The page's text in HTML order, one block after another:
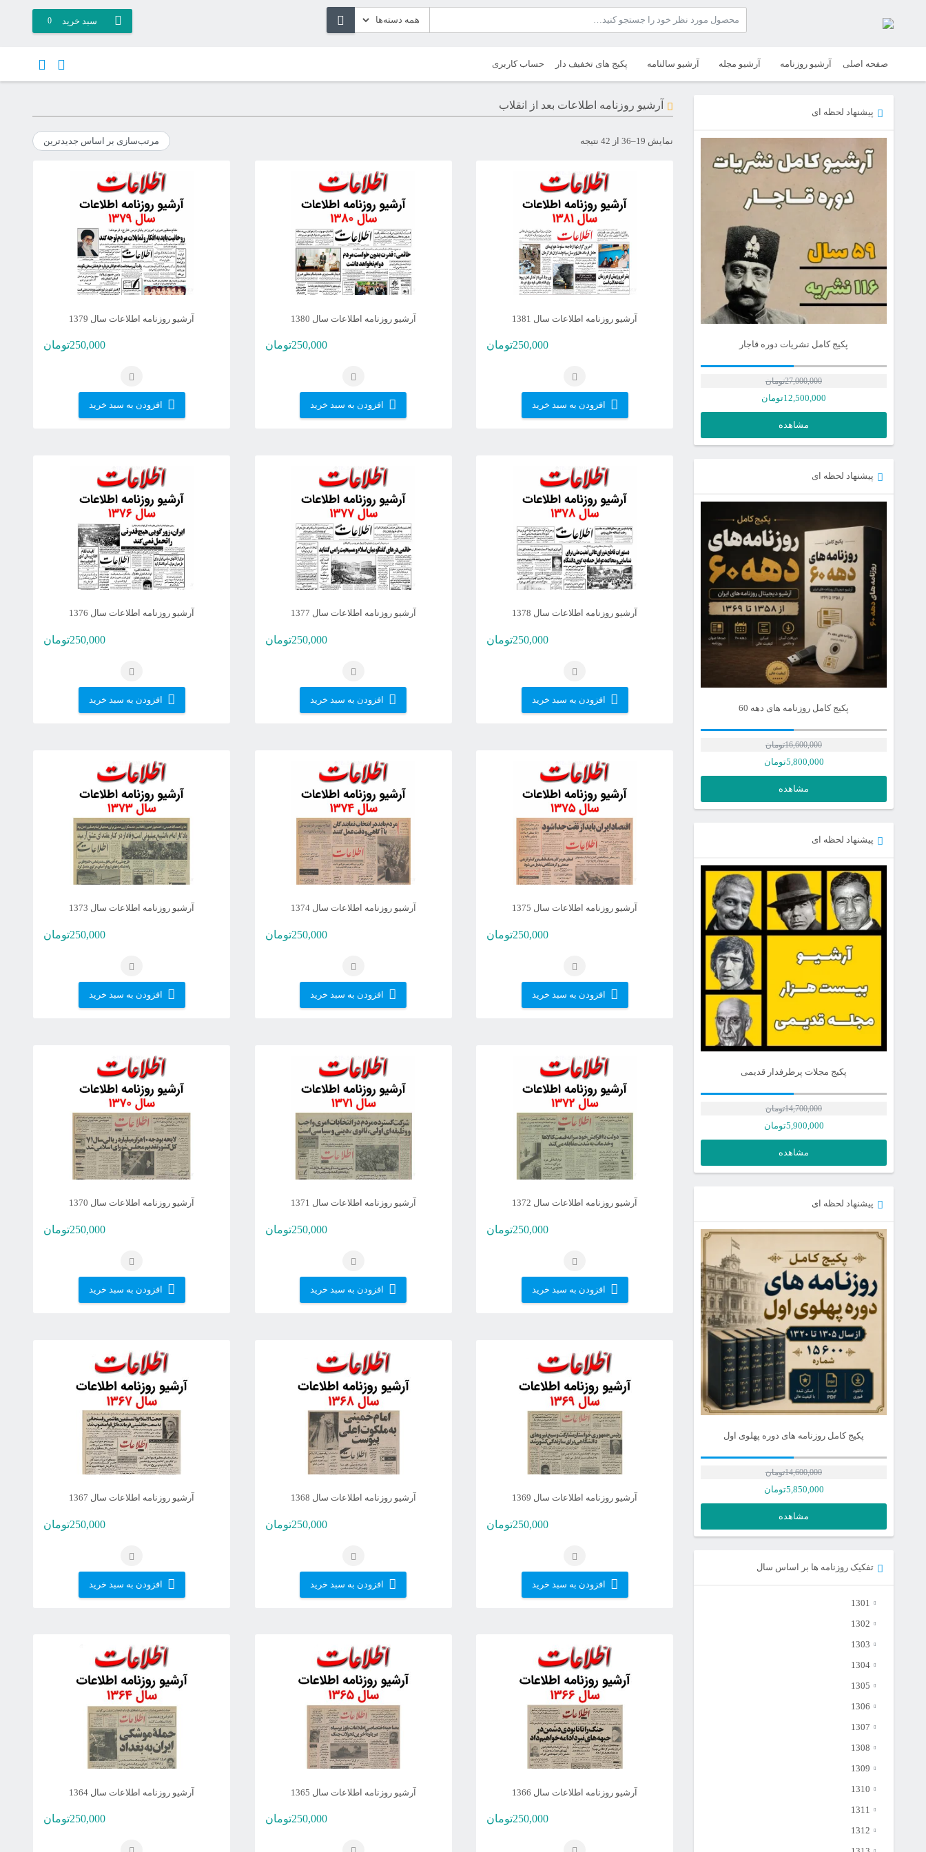
سبد خرید 0
صفحه اصلی آرشیو روزنامه آرشیو مجله آرشیو سالنامه پکیج های تخفیف دار حساب کاربری
آرشیو روزنامه اطلاعات بعد از انقلاب
نمایش 19–36 از 42 نتیجه
اساس
جدیدترین
آرشیو روزنامه اطلاعات سال 1381
250,000تومان
افزودن به سبد خرید
آرشیو روزنامه اطلاعات سال 1380
250,000تومان
افزودن به سبد خرید
آرشیو روزنامه اطلاعات سال 1379
250,000تومان
افزودن به سبد خرید
آرشیو روزنامه اطلاعات سال 1378
250,000تومان
افزودن به سبد خرید
آرشیو روزنامه اطلاعات سال 1377
250,000تومان
افزودن به سبد خرید
آرشیو روزنامه اطلاعات سال 1376
250,000تومان
افزودن به سبد خرید
آرشیو روزنامه اطلاعات سال 1375
250,000تومان
افزودن به سبد خرید
آرشیو روزنامه اطلاعات سال 1374
250,000تومان
افزودن به سبد خرید
آرشیو روزنامه اطلاعات سال 1373
250,000تومان
افزودن به سبد خرید
آرشیو روزنامه اطلاعات سال 1372
250,000تومان
افزودن به سبد خرید
آرشیو روزنامه اطلاعات سال 1371
250,000تومان
افزودن به سبد خرید
آرشیو روزنامه اطلاعات سال 1370
250,000تومان
افزودن به سبد خرید
آرشیو روزنامه اطلاعات سال 1369
250,000تومان
افزودن به سبد خرید
آرشیو روزنامه اطلاعات سال 1368
250,000تومان
افزودن به سبد خرید
آرشیو روزنامه اطلاعات سال 1367
250,000تومان
افزودن به سبد خرید
آرشیو روزنامه اطلاعات سال 1366
250,000تومان
آرشیو روزنامه اطلاعات سال 1365
250,000تومان
آرشیو روزنامه اطلاعات سال 1364
250,000تومان
پیشنهاد لحظه ای
پکیج کامل نشریات دوره قاجار
27,000,000تومان
12,500,000تومان
مشاهده
پیشنهاد لحظه ای
پکیج کامل روزنامه های دهه 60
16,600,000تومان
5,800,000تومان
مشاهده
پیشنهاد لحظه ای
پکیج مجلات پرطرفدار قدیمی
14,700,000تومان
5,900,000تومان
مشاهده
پیشنهاد لحظه ای
پکیج کامل روزنامه های دوره پهلوی اول
14,600,000تومان
14,600,000تومان
5,850,000تومان
فعلی
است.
مشاهده
تفکیک روزنامه ها بر اساس سال
1301
1302
1303
1304
1305
1306
1307
1308
1309
1310
1311
1312